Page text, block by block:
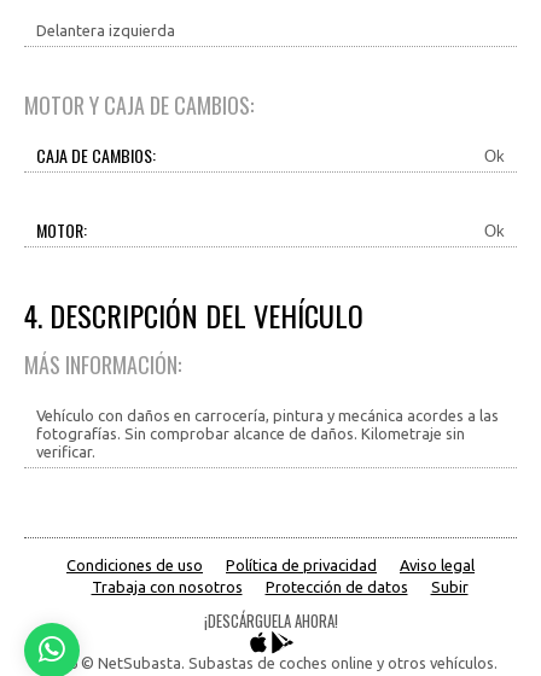
Delantera izquierda
MOTOR Y CAJA DE CAMBIOS:
CAJA DE CAMBIOS: Ok
MOTOR: Ok
4. DESCRIPCIÓN DEL VEHÍCULO
MÁS INFORMACIÓN:
Vehículo con daños en carrocería, pintura y mecánica acordes a las
fotografías. Sin comprobar alcance de daños. Kilometraje sin
verificar.
Condiciones de uso Política de privacidad
Aviso legal
Trabaja con nosotros
Protección de datos Subir
¡DESCÁRGUELA AHORA!
2026 © NetSubasta. Subastas de coches online y otros vehículos.